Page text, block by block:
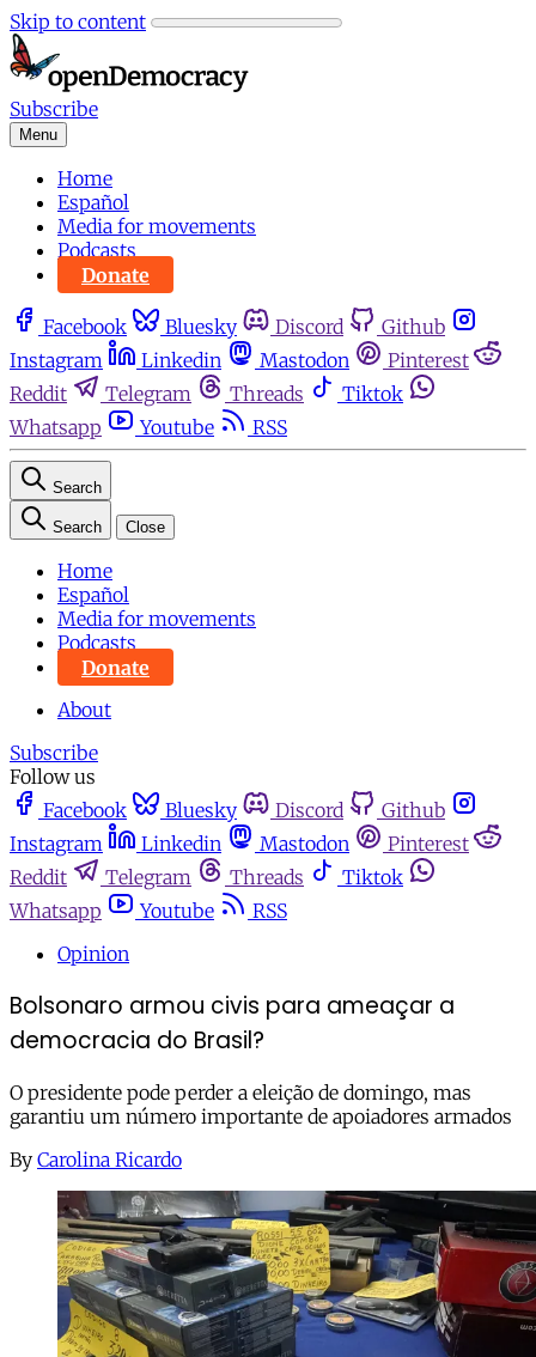
Skip to content
Subscribe
Menu
Home
Español
Media for movements
Podcasts
Donate
Facebook Bluesky Discord
Github
Instagram
Linkedin Mastodon
Pinterest
Reddit
Telegram Threads
Tiktok
Whatsapp
Youtube RSS
Search
Search Close
Home
Español
Media for movements
Podcasts
Donate
About
Subscribe
Follow us
Facebook
Bluesky Discord
Github
Instagram
Linkedin Mastodon
Pinterest
Reddit
Telegram Threads
Tiktok
Whatsapp
Youtube
RSS
Opinion
Bolsonaro armou civis para ameaçar a
democracia do Brasil?
O presidente pode perder a eleição de domingo, mas
garantiu um número importante de apoiadores armados
By Carolina Ricardo